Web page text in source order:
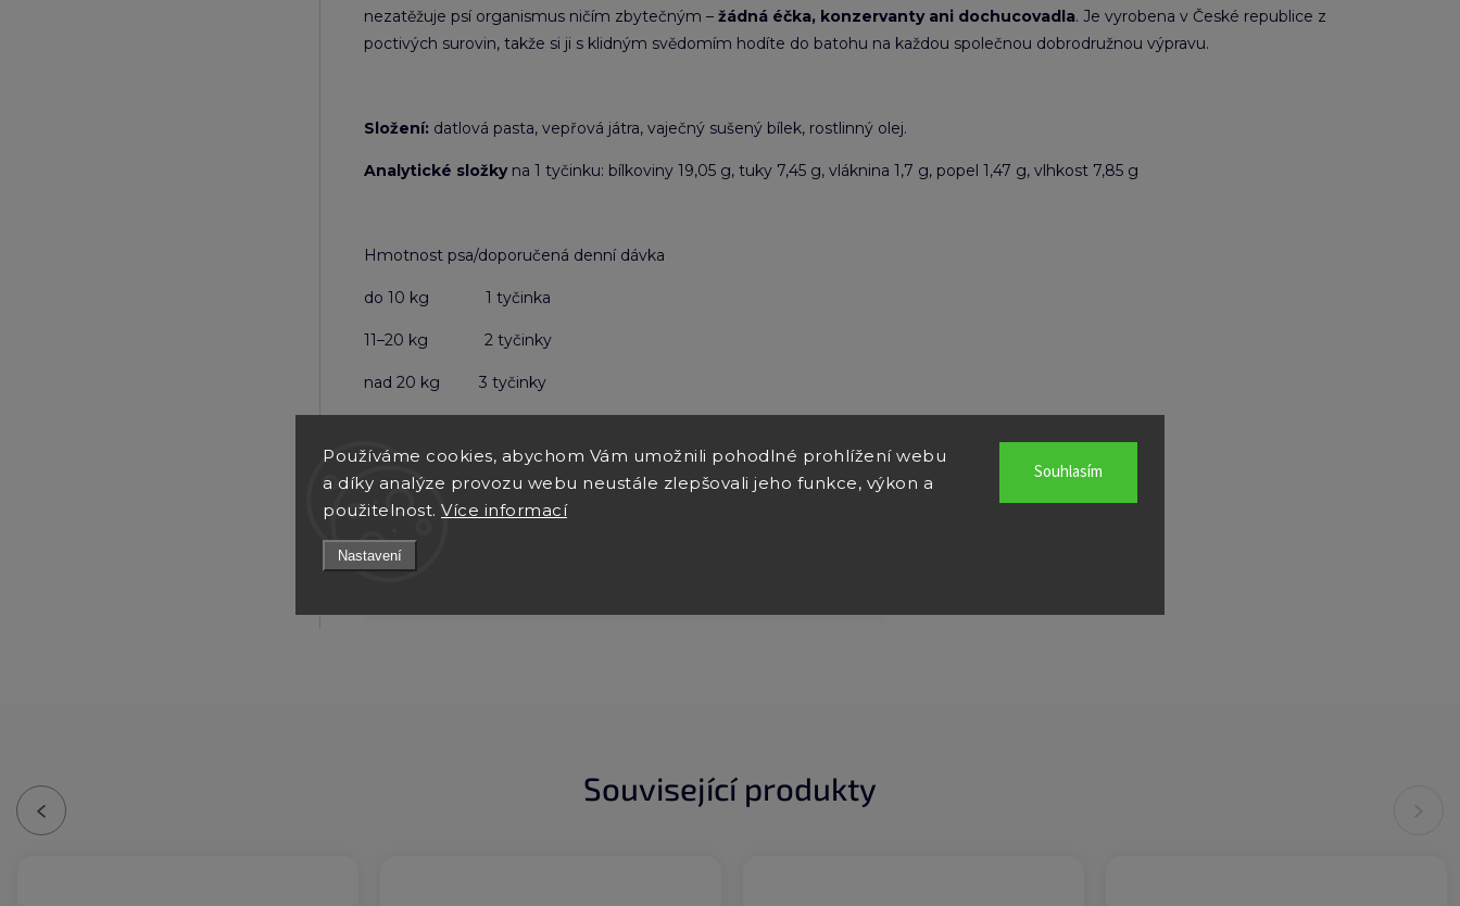
Používáme cookies, abychom Vám umožnili pohodlné prohlížení webu
a díky analýze provozu webu neustále zlepšovali jeho funkce, výkon a
použitelnost. Více informací
Nastavení
Souhlasím
nezatěžuje psí organismus ničím zbytečným – žádná éčka, konzervanty ani dochucovadla. Je vyrobena v České republice z
poctivých surovin, takže si ji s klidným svědomím hodíte do batohu na každou společnou dobrodružnou výpravu.
Složení: datlová pasta, vepřová játra, vaječný sušený bílek, rostlinný olej.
Analytické složkyna 1 tyčinku: bílkoviny 19,05 g, tuky 7,45 g, vláknina 1,7 g, popel 1,47 g, vlhkost 7,85 g
Hmotnost psa/doporučená denní dávka
do 10 kg 1 tyčinka
11–20 kg 2 tyčinky
nad 20 kg 3 tyčinky
Doplňkové parametry
Kategorie:
Druh masa
Související produkty
Previous Next